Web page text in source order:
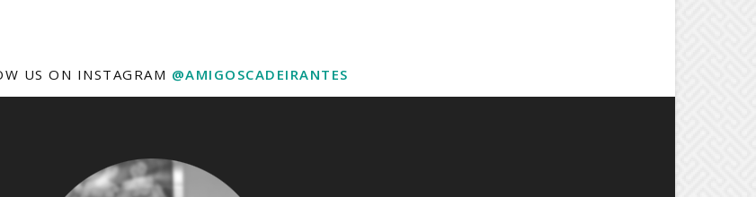
US ON INSTAGRAM @AMIGOSCADEIRANTES